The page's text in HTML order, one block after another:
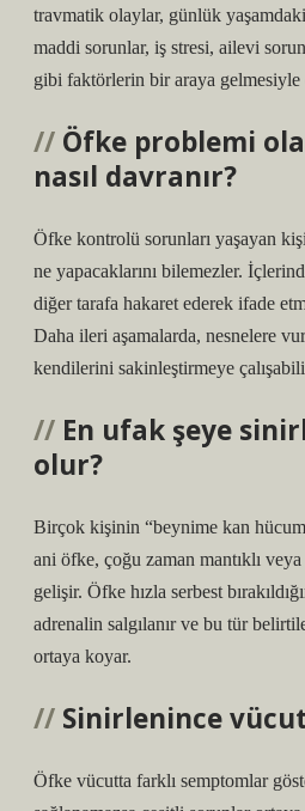
travmatik olaylar, günlük
maddi sorunlar, iş stresi, ailevi
gibi faktörlerin bir araya gelmesiyle
Öfke problemi
nasıl davranır?
Öfke kontrolü sorunları yaşayan
ne yapacaklarını bilemezler.
diğer tarafa hakaret ederek ifade
Daha ileri aşamalarda, nesnelere
kendilerini sakinleştirmeye
En ufak şeye
olur?
Birçok kişinin “beynime kan
ani öfke, çoğu zaman mantıklı
gelişir. Öfke hızla serbest
adrenalin salgılanır ve bu tür
ortaya koyar.
Sinirlenince
Öfke vücutta farklı semptomlar